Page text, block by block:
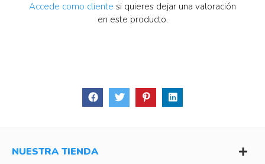
Accede como cliente si quieres dejar una valoración
en este producto.
NUESTRA TIENDA